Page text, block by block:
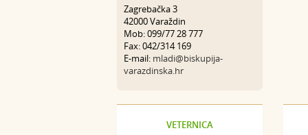
Zagrebačka 3
42000 Varaždin
Mob: 099/77 28 777
Fax: 042/314 169
E-mail: mladi@biskupija-
varazdinska.hr
VETERNICA